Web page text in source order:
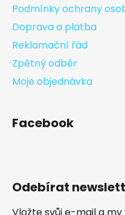
Podmínky ochrany
Doprava a platba
Reklamační řád
Zpětný odběr
Moje objednávka
Facebook
Odebírat
Vložte svůj e-mail a